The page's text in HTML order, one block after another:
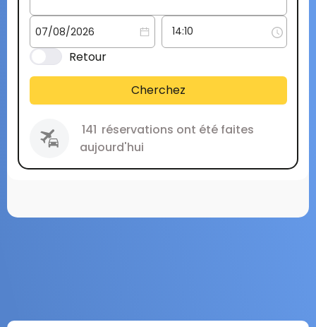
Retour
Cherchez
141 réservations ont été faites
aujourd'hui